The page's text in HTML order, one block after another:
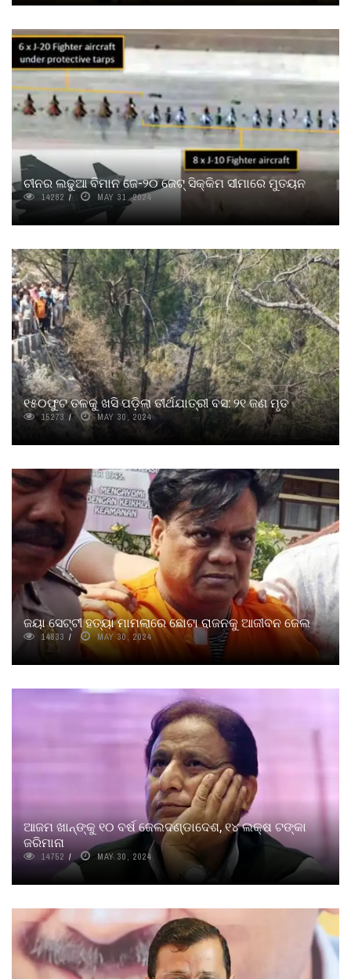
ଚୀନର ଲଢୁଆ ବିମାନ ଜେ-୨୦ ଜେଟ୍‌ ସିକ୍କିମ ସୀମାରେ ମୁତୟନ
14282 MAY 31, 2024
୧୫୦ଫୁଟ ତଳକୁ ଖସି ପଡ଼ିଲା ତୀର୍ଥଯାତ୍ରୀ ବସ: ୨୧ ଜଣ ମୃତ
15273 MAY 30, 2024
ଜୟା ସେଟ୍ଟୀ ହତ୍ୟା ମାମଲାରେ ଛୋଟା ରାଜନକୁ ଆଜୀବନ ଜେଲ
14833 MAY 30, 2024
ଆଜମ ଖାନ୍‌ଙ୍କୁ ୧୦ ବର୍ଷ ଜେଲଦଣ୍ଡାଦେଶ, ୧୪ ଲକ୍ଷ ଟଙ୍କା
ଜରିମାନା
14752 MAY 30, 2024